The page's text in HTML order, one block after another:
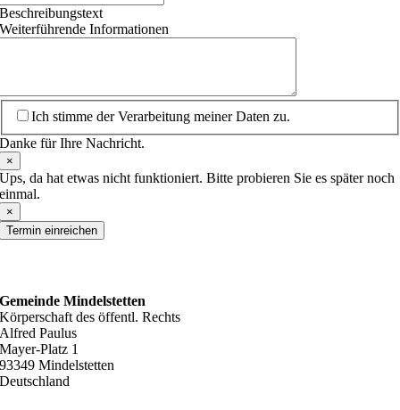
Beschreibungstext
Weiterführende Informationen
Ich stimme der Verarbeitung meiner Daten zu.
Danke für Ihre Nachricht.
×
Ups, da hat etwas nicht funktioniert. Bitte probieren Sie es später noch
einmal.
×
Termin einreichen
Gemeinde Mindelstetten
Körperschaft des öffentl. Rechts
Alfred Paulus
Mayer-Platz 1
93349 Mindelstetten
Deutschland